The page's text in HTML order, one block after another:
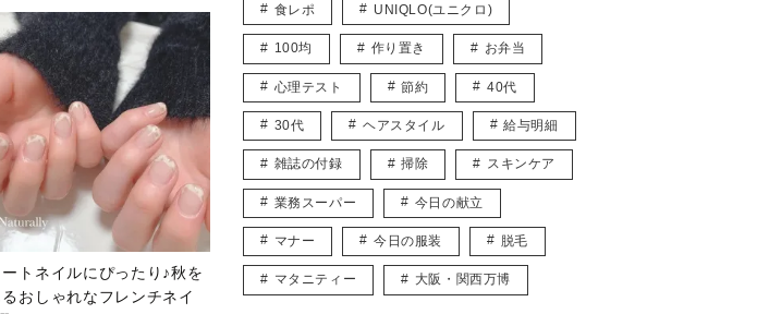
ートネイルにぴったり♪秋を
おしゃれなフレンチネイ
食レポ UNIQLO(ユニクロ)
100均 作り置き お弁当
心理テスト 節約 40代
30代 ヘアスタイル 給与明細
雑誌の付録 掃除 スキンケア
業務スーパー 今日の献立
マナー 今日の服装 脱毛
マタニティー 大阪・関西万博